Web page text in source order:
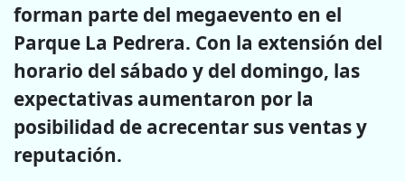
forman parte del megaevento en el
Parque La Pedrera. Con la extensión del
horario del sábado y del domingo, las
expectativas aumentaron por la
posibilidad de acrecentar sus ventas y
reputación.